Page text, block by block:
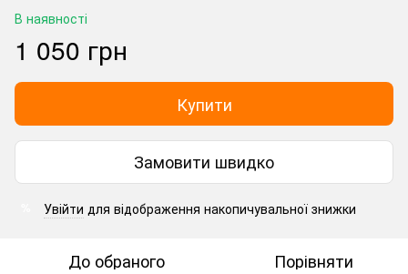
В наявності
1 050 грн
Купити
Замовити швидко
Увійти для відображення накопичувальної знижки
До обраного Порівняти